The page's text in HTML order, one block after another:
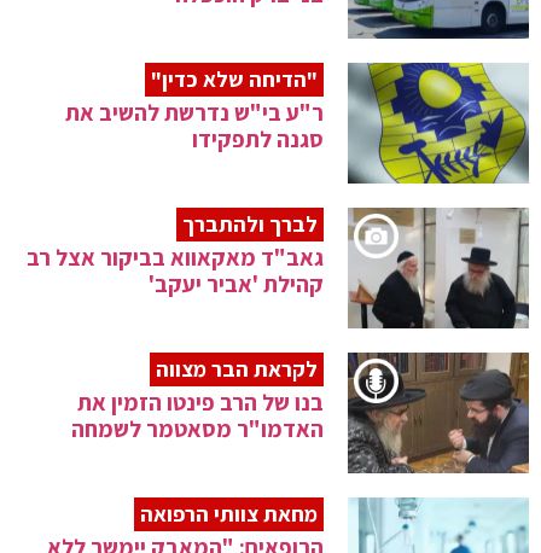
"הדיחה שלא כדין"
ר"ע בי"ש נדרשת להשיב את
סגנה לתפקידו
לברך ולהתברך
גאב"ד מאקאווא בביקור אצל רב
קהילת 'אביר יעקב'
לקראת הבר מצווה
בנו של הרב פינטו הזמין את
האדמו"ר מסאטמר לשמחה
מחאת צוותי הרפואה